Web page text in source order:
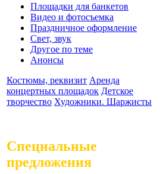
Площадки для банкетов
Видео и фотосъемка
Праздничное оформление
Свет, звук
Другое по теме
Анонсы
Костюмы, реквизит Аренда
концертных площадок Детское
творчество Художники. Шаржисты
Специальные
предложения